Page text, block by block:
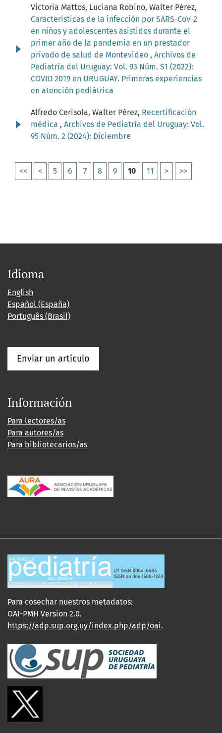
Victoria Mattos, Luciana Robino, Walter Pérez,
Características de la infección por SARS-CoV-2
en niños y adolescentes asistidos durante el
primer año de la pandemia en un prestador
privado de salud de Montevideo , Archivos de
Pediatría del Uruguay: Vol. 93 Núm. S1 (2022):
COVID 2019 en URUGUAY. Primeras experiencias
en atención pediátrica
Alfredo Cerisola, Walter Pérez, Recertificación
médica , Archivos de Pediatría del Uruguay: Vol.
95 Núm. 2 (2024): Diciembre
<< < 5 6 7 8 9 10 11 > >>
Idioma
English
Español (España)
Português (Brasil)
Enviar un artículo
Información
Para lectores/as
Para autores/as
Para bibliotecarios/as
Para cosechar nuestros metadatos:
OAI-PMH Version 2.0.
https://adp.sup.org.uy/index.php/adp/oai.